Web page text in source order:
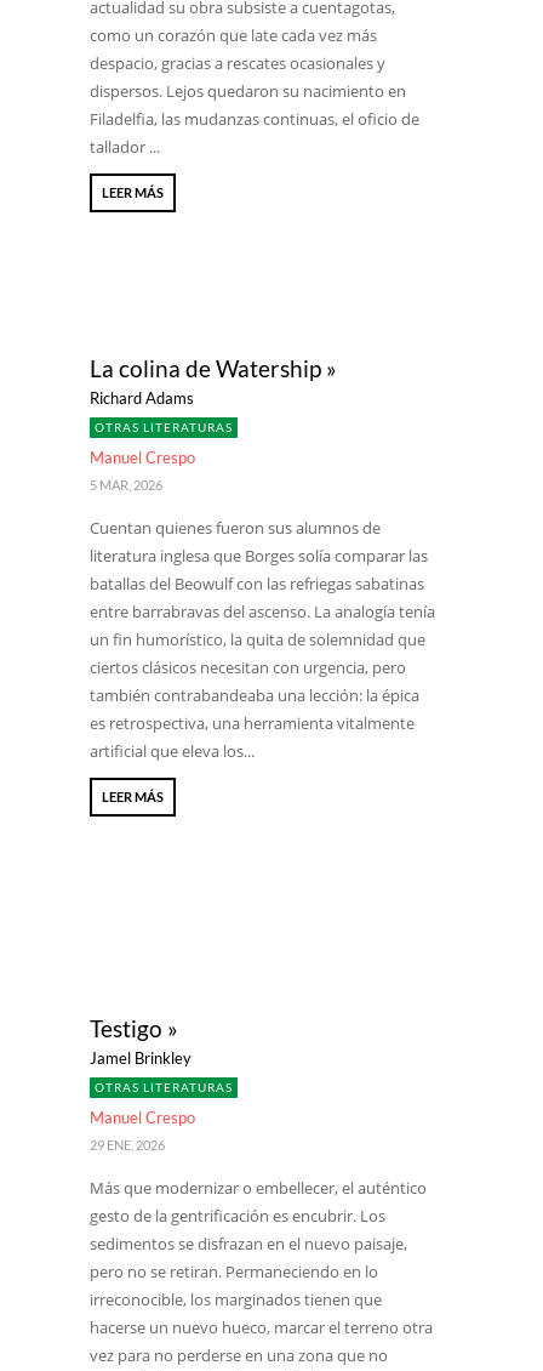
actualidad su obra subsiste a cuentagotas,
como un corazón que late cada vez más
despacio, gracias a rescates ocasionales y
dispersos. Lejos quedaron su nacimiento en
Filadelfia, las mudanzas continuas, el oficio de
tallador ...
LEER MÁS
La colina de Watership »
Richard Adams
OTRAS LITERATURAS
Manuel Crespo
5 MAR, 2026
Cuentan quienes fueron sus alumnos de
literatura inglesa que Borges solía comparar las
batallas del Beowulf con las refriegas sabatinas
entre barrabravas del ascenso. La analogía tenía
un fin humorístico, la quita de solemnidad que
ciertos clásicos necesitan con urgencia, pero
también contrabandeaba una lección: la épica
es retrospectiva, una herramienta vitalmente
artificial que eleva los...
LEER MÁS
Testigo »
Jamel Brinkley
OTRAS LITERATURAS
Manuel Crespo
29 ENE, 2026
Más que modernizar o embellecer, el auténtico
gesto de la gentrificación es encubrir. Los
sedimentos se disfrazan en el nuevo paisaje,
pero no se retiran. Permaneciendo en lo
irreconocible, los marginados tienen que
hacerse un nuevo hueco, marcar el terreno otra
vez para no perderse en una zona que no